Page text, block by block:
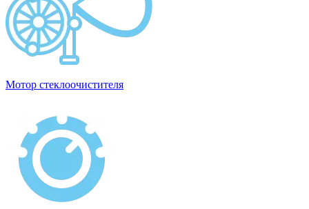
Мотор стеклоочистителя